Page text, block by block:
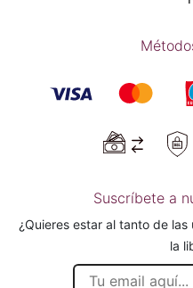
Suscríbete a
¿Quieres estar al tanto de
la